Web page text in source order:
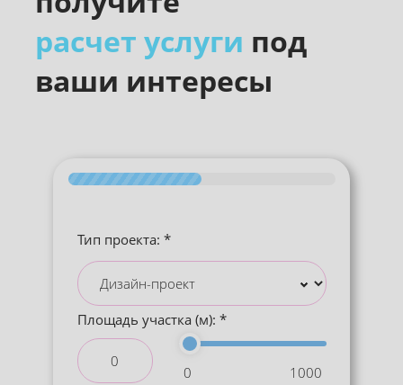
расчет услуги под
ваши интересы
Тип проекта:
Площадь участка (м):
0
1000